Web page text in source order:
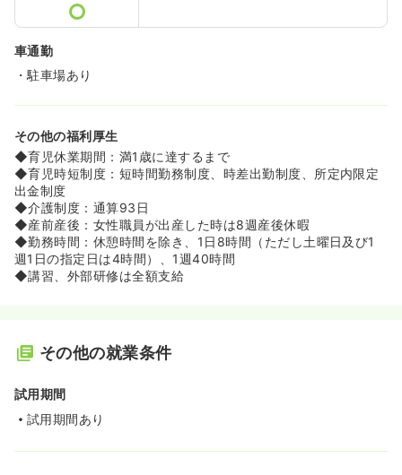
車通勤
・駐車場あり
その他の福利厚生
◆育児休業期間：満1歳に達するまで
◆育児時短制度：短時間勤務制度、時差出勤制度、所定内限定
出金制度
◆介護制度：通算93日
◆産前産後：女性職員が出産した時は8週産後休暇
◆勤務時間：休憩時間を除き、1日8時間（ただし土曜日及び1
週1日の指定日は4時間）、1週40時間
◆講習、外部研修は全額支給
その他の就業条件
試用期間
試用期間あり